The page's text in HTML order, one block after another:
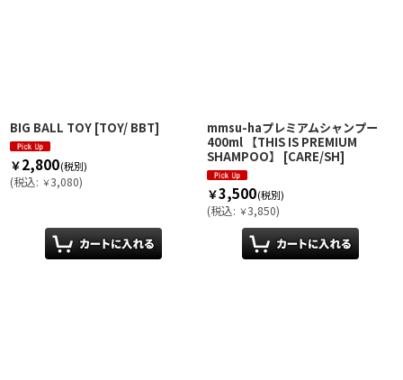
BIG BALL TOY [TOY/ BBT]
￥2,800(税別)
(税込: ￥3,080)
mmsu-haプレミアムシャンプー
400ml 【THIS IS PREMIUM
SHAMPOO】
[CARE/SH]
￥3,500(税別)
(税込: ￥3,850)